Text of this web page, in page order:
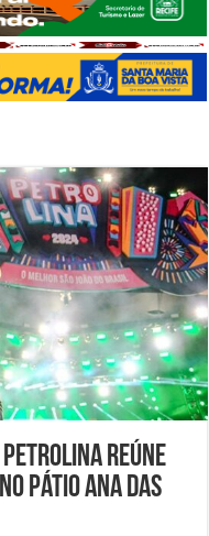
Petrolina reúne
Pátio Ana das